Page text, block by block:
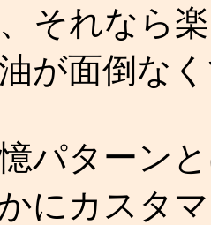
それなら
が面倒な
パターン
にカスタ